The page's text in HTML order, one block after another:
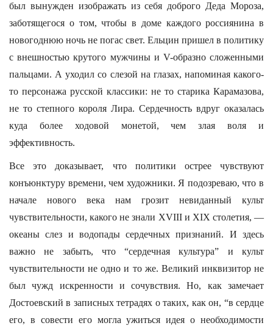
был вынужден изображать из себя доброго Деда Мороза,
заботящегося о том, чтобы в доме каждого россиянина в
новогоднюю ночь не погас свет. Ельцин пришел в политику
с внешностью крутого мужчины и V-образно сложенными
пальцами. А уходил со слезой на глазах, напоминая какого-
то персонажа русской классики: не то старика Карамазова,
не то степного короля Лира. Сердечность вдруг оказалась
куда более ходовой монетой, чем злая воля и
эффективность.
Все это доказывает, что политики острее чувствуют
конъюнктуру времени, чем художники. Я подозреваю, что в
начале нового века нам грозит невиданный культ
чувствительности, какого не знали XVIII и ХIХ столетия, —
океаны слез и водопады сердечных признаний. И здесь
важно не забыть, что “сердечная культура” и культ
чувствительности не одно и то же. Великий инквизитор не
был чужд искренности и сочувствия. Но, как замечает
Достоевский в записных тетрадях о таких, как он, “в сердце
его, в совести его могла ужиться идея о необходимости